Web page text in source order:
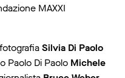
MAXXI
Silvia Di Paolo
Paolo Di Paolo Michele